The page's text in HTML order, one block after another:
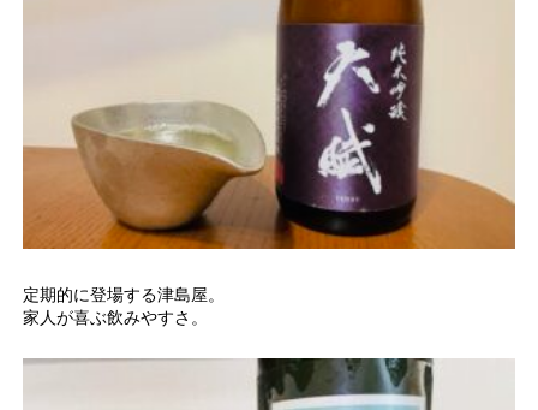
定期的に登場する津島屋。
家人が喜ぶ飲みやすさ。